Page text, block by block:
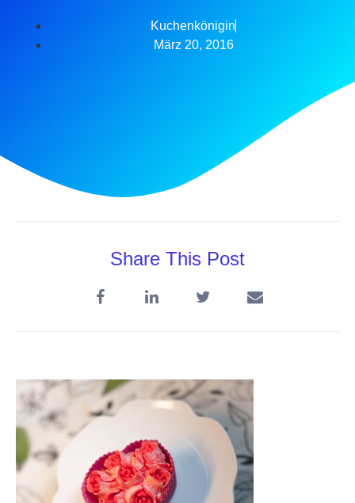
Kuchenkönigin
März 20, 2016
Share This Post